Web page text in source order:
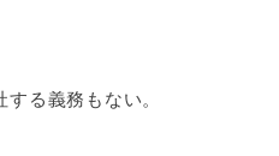
る義務もない。